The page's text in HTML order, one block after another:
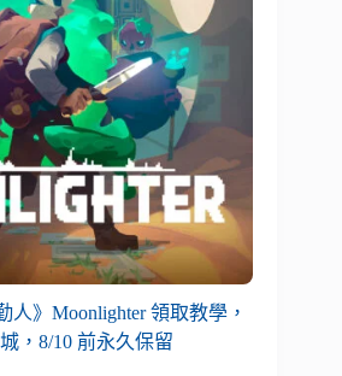
人》Moonlighter 領取教學，
，8/10 前永久保留